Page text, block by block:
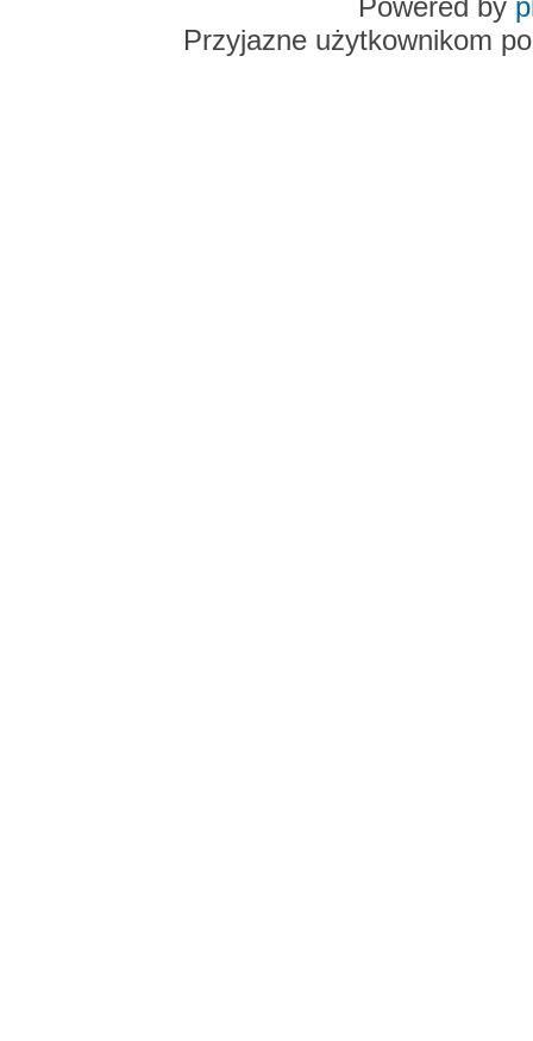
Powered by
Przyjazne użytkownikom